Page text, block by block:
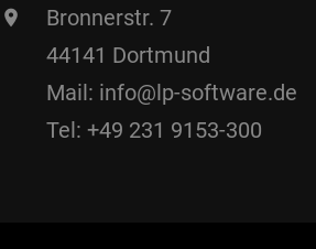
Bronnerstr. 7
44141 Dortmund
Mail: info@lp-software.de
Tel: +49 231 9153-300